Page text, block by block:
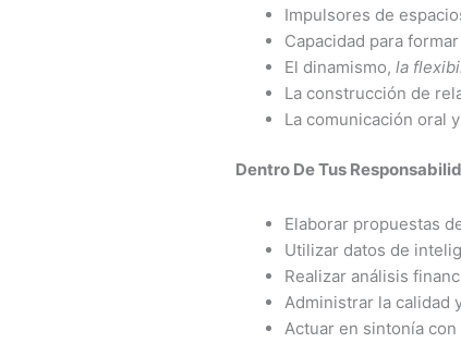
Impulsores de
Capacidad para
El dinamismo, la
La construcción de
La comunicación oral
Dentro De Tus
Elaborar propuestas
Utilizar datos de
Realizar análisis
Administrar la calidad
Actuar en sintonía